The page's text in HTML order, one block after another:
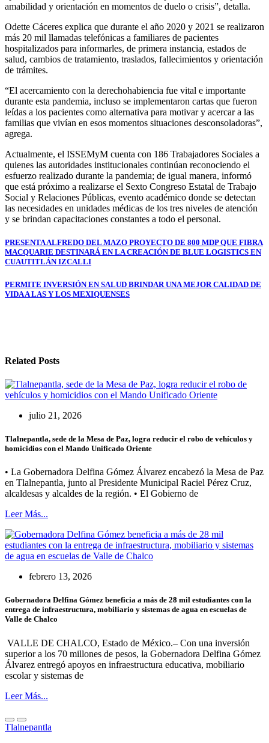
amabilidad y orientación en momentos de duelo o crisis”, detalla.
Odette Cáceres explica que durante el año 2020 y 2021 se realizaron
más 20 mil llamadas telefónicas a familiares de pacientes
hospitalizados para informarles, de primera instancia, estados de
salud, cambios de tratamiento, traslados, fallecimientos y orientación
de trámites.
“El acercamiento con la derechohabiencia fue vital e importante
durante esta pandemia, incluso se implementaron cartas que fueron
leídas a los pacientes como alternativa para motivar y acercar a las
familias que vivían en esos momentos situaciones desconsoladoras”,
agrega.
Actualmente, el ISSEMyM cuenta con 186 Trabajadores Sociales a
quienes las autoridades institucionales continúan reconociendo el
esfuerzo realizado durante la pandemia; de igual manera, informó
que está próximo a realizarse el Sexto Congreso Estatal de Trabajo
Social y Relaciones Públicas, evento académico donde se detectan
las necesidades en unidades médicas de los tres niveles de atención
y se brindan capacitaciones constantes a todo el personal.
Navegación
de
PRESENTA ALFREDO DEL MAZO PROYECTO DE 800 MDP QUE FIBRA
MACQUARIE DESTINARÁ EN LA CREACIÓN DE BLUE LOGISTICS EN
CUAUTITLÁN IZCALLI
PERMITE INVERSIÓN EN SALUD BRINDAR UNA MEJOR CALIDAD DE
VIDA A LAS Y LOS MEXIQUENSES
Related Posts
julio 21, 2026
Tlalnepantla, sede de la Mesa de Paz, logra reducir el robo de vehículos y
homicidios con el Mando Unificado Oriente
• La Gobernadora Delfina Gómez Álvarez encabezó la Mesa de Paz
en Tlalnepantla, junto al Presidente Municipal Raciel Pérez Cruz,
alcaldesas y alcaldes de la región. • El Gobierno de
Leer Más...
febrero 13, 2026
Gobernadora Delfina Gómez beneficia a más de 28 mil estudiantes con la
entrega de infraestructura, mobiliario y sistemas de agua en escuelas de
Valle de Chalco
VALLE DE CHALCO, Estado de México.– Con una inversión
superior a los 70 millones de pesos, la Gobernadora Delfina Gómez
Álvarez entregó apoyos en infraestructura educativa, mobiliario
escolar y sistemas de
Leer Más...
Tlalnepantla